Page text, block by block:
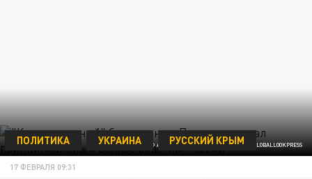
© ALEX EDELMAN/THE PHOTO ACCESS/GLOBALLOOKPRESS
ПОЛИТИКА УКРАИНА РУССКИЙ КРЫМ
17 ФЕВРАЛЯ 09:31